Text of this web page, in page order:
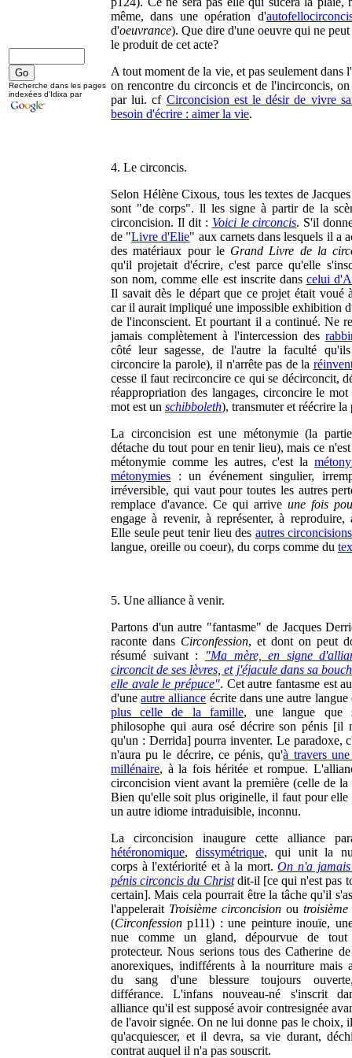
même, dans une opération d'
d'oeuvrance). Que dire d'une oeuvre qui ne peut
le produit de cet acte?
A tout moment de la vie, et pas seulement dans
on rencontre du circoncis et de l'incirconcis,
par lui. cf Circoncision est le désir de vivre
besoin d'écrire : aimer la vie.
4. Le circoncis.
Selon Hélène Cixous, tous les textes de
sont "de corps". ll les signe à partir de la
circoncision. Il dit : Voici le circoncis. S'il
de "Livre d'Elie" aux carnets dans lesquels il a
des matériaux pour le Grand Livre de la
qu'il projetait d'écrire, c'est parce qu'elle
son nom, comme elle est inscrite dans celui
Il savait dès le départ que ce projet était voué
car il aurait impliqué une impossible exhibition
de l'inconscient. Et pourtant il a continué. Ne
jamais complètement à l'intercession des
côté leur sagesse, de l'autre la faculté
circoncire la parole), il n'arrête pas de la
cesse il faut recirconcire ce qui se décirconcit,
réappropriation des langages, circoncire le mot
mot est un schibboleth), transmuter et réécrire la
La circoncision est une métonymie (la
détache du tout pour en tenir lieu), mais ce
métonymie comme les autres, c'est la
métonymies : un événement singulier,
irréversible, qui vaut pour toutes les autres
remplace d'avance. Ce qui arrive une fois
engage à revenir, à représenter, à reproduire,
Elle seule peut tenir lieu des autres circoncisions
langue, oreille ou coeur), du corps comme du
5. Une alliance à venir.
Partons d'un autre "fantasme" de Jacques
raconte dans Circonfession, et dont on peut
résumé suivant :
"Ma mère, en signe
circoncit de ses lèvres, et j'éjacule dans sa
elle avale le prépuce". Cet autre fantasme est
d'uneautre alliance écrite dans une autre langue
plus celle de la famille, une langue que
philosophe qui aura osé décrire son pénis [il
qu'un : Derrida] pourra inventer. Le paradoxe,
n'aura pu le décrire, ce pénis, qu'à travers
millénaire, à la fois héritée et rompue.
circoncision vient avant la première (celle de la
Bien qu'elle soit plus originelle, il faut pour elle
un autre idiome intraduisible, inconnu.
La circoncision inaugure cette alliance
hétéronomique, dissymétrique, qui unit la
corps à l'extériorité et à la mort.On n'a
pénis circoncis du Christdit-il [ce qui n'est pas
certain]. Mais cela pourrait être la tâche qu'il
l'appelerait Troisième circoncision ou
(Circonfession p111) : une peinture inouïe,
nue comme un gland, dépourvue de
protecteur. Nous serions tous des Catherine
anorexiques, indifférents à la nourriture mais
du sang d'une blessure toujours
différance. L'infans nouveau-né s'inscrit
alliance qu'il est supposé avoir contresignée
de l'avoir signée. On ne lui donne pas le choix,
qu'acquiescer, et il devra, sa vie durant,
contrat auquel il n'a pas souscrit.
Recherche dans les pages
indexées d'Idixa par